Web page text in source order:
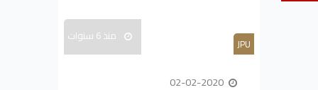
JPU منذ 6 سنوات